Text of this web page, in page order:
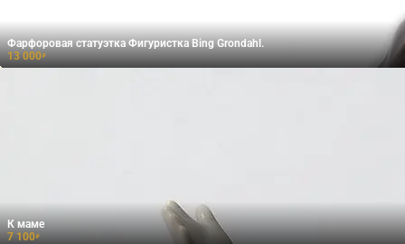
Фарфоровая статуэтка Фигуристка Bing Grondahl.
13 000₽
К маме
7 100₽